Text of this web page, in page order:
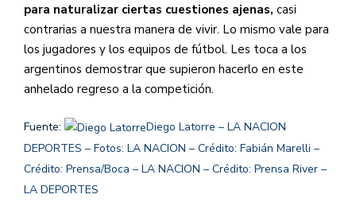
para naturalizar ciertas cuestiones ajenas, casi
contrarias a nuestra manera de vivir. Lo mismo vale para
los jugadores y los equipos de fútbol. Les toca a los
argentinos demostrar que supieron hacerlo en este
anhelado regreso a la competición.
Fuente:
Diego Latorre – LA NACION
DEPORTES – Fotos: LA NACION – Crédito: Fabián Marelli –
Crédito: Prensa/Boca – LA NACION – Crédito: Prensa River –
LA DEPORTES